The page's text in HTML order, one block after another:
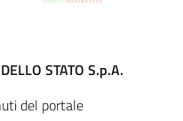
STATO S.p.A.
del portale